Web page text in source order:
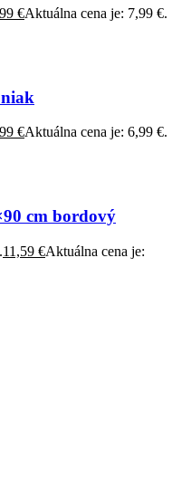
€Aktuálna cena je: 7,99 €.
€Aktuálna cena je: 6,99 €.
cm bordový
11,59 €Aktuálna cena je: